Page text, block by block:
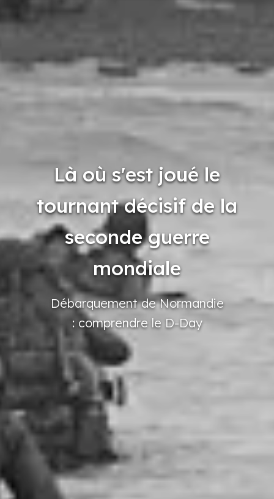
Là où s'est joué le
tournant décisif de la
seconde guerre
mondiale
Débarquement de Normandie
: comprendre le D-Day